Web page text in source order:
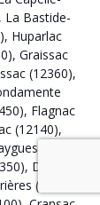
, La Bastide-
, Huparlac
, Graissac
(12360),
, Flagnac
(12140),
sur-
, Druelle
(12210)